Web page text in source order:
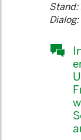
Stand:
Dialog: